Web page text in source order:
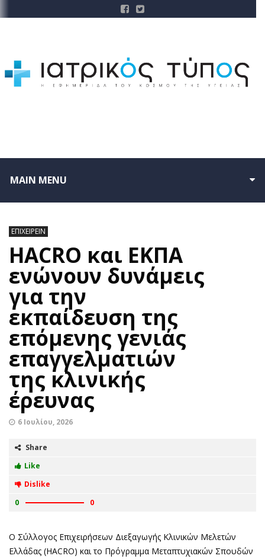
MAIN MENU
ΕΠΙΧΕΙΡΕΙΝ
HACRO και ΕΚΠΑ
ενώνουν δυνάμεις
για την
εκπαίδευση της
επόμενης γενιάς
επαγγελματιών
της κλινικής
έρευνας
6 Ιουλίου, 2026
Share
Like
Dislike
0
0
Ο Σύλλογος Επιχειρήσεων Διεξαγωγής Κλινικών Μελετών
Ελλάδας (HACRO) και το Πρόγραμμα Μεταπτυχιακών Σπουδών